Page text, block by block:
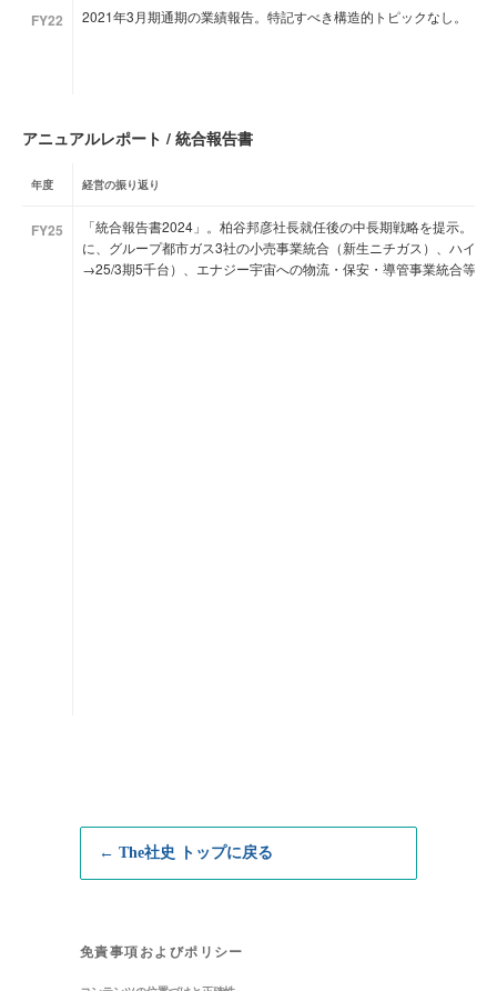
FY22 2021年3月期通期の業績報告。特記すべき構造的トピックなし。
アニュアルレポート / 統合報告書
年度 経営の振り返り
FY25
「統合報告書2024」。柏谷邦彦社長就任後の中長期戦略を提示。
に、グループ都市ガス3社の小売事業統合（新生ニチガス）、ハイ
→25/3期5千台）、エナジー宇宙への物流・保安・導管事業統合等を
← The社史 トップに戻る
免責事項およびポリシー